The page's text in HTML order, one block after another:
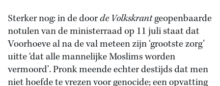
Sterker nog: in de doorde Volkskrantgeopenbaarde
notulen van de ministerraad op 11 juli staat dat
Voorhoeve al na de val meteen zijn ‘grootste zorg’
uitte ‘dat alle mannelijke Moslims worden
vermoord’. Pronk meende echter destijds dat men
niet hoefde te vrezen voor genocide; een opvatting